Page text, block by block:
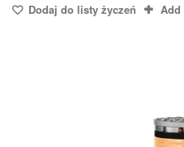
Dodaj do listy życzeń Add